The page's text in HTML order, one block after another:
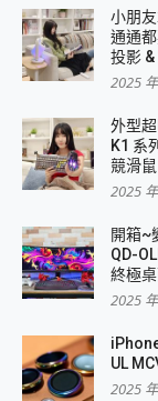
小朋
通通
投影
2025
外型
K1 系
競滑
2025
開箱~
QD-
終極
2025
UL
2025